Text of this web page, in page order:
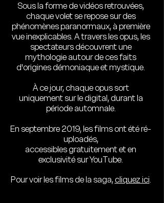
Sous la forme de vidéos retrouvées,
chaque volet se repose sur des
phénomènes paranormaux, à première
vue inexplicables. A travers les opus, les
spectateurs découvrent une
mythologie autour de ces faits
d'origines démoniaque et mystique.
À ce jour, chaque opus sort
uniquement sur le digital, durant la
période automnale.
En septembre 2019, les films ont été ré-
uploadés,
accessibles gratuitement et en
exclusivité sur YouTube.
Pour voir les films de la saga,cliquez ici.